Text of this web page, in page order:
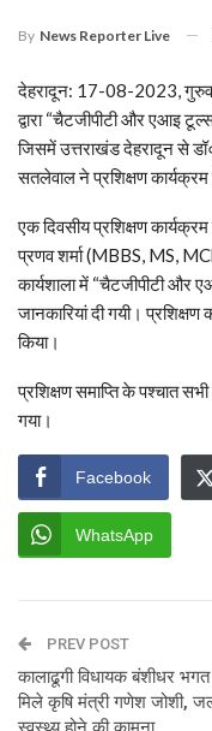
By News Reporter Live
देहरादून: 17-08-2023,
द्वारा “चैटजीपीटी और एआइ
जिसमें उत्तराखंड देहरादून से
सतलेवाल ने प्रशिक्षण कार्यक्रम
एक दिवसीय प्रशिक्षण
प्रणव शर्मा (MBBS, MS,
कार्यशाला में “चैटजीपीटी और
जानकारियां दी गयी।
किया।
प्रशिक्षण समाप्ति के पश्चात
गया।
Facebook
WhatsApp
PREV POST
कालाढूगी विधायक बंशीधर
मिले कृषि मंत्री गणेश जोशी,